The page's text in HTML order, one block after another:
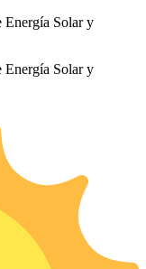
Solar y
Solar y